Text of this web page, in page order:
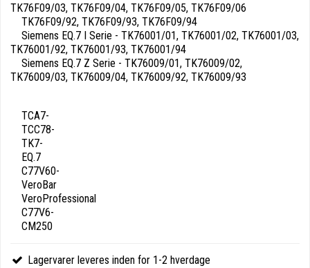
TK76F09/03, TK76F09/04, TK76F09/05, TK76F09/06
TK76F09/92, TK76F09/93, TK76F09/94
Siemens EQ.7 I Serie - TK76001/01, TK76001/02, TK76001/03,
TK76001/92, TK76001/93, TK76001/94
Siemens EQ.7 Z Serie - TK76009/01, TK76009/02,
TK76009/03, TK76009/04, TK76009/92, TK76009/93
TCA7-
TCC78-
TK7-
EQ.7
C77V60-
VeroBar
VeroProfessional
C77V6-
CM250
Lagervarer leveres inden for 1-2 hverdage